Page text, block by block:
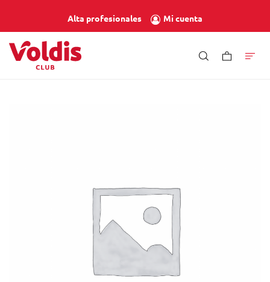
Alta profesionales Mi cuenta